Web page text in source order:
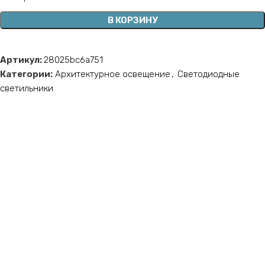
В КОРЗИНУ
Артикул:28025bc6a751
Категории: Архитектурное освещение , Светодиодные
светильники